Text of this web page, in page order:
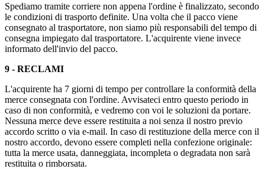
Spediamo tramite corriere non appena l'ordine è finalizzato, secondo
le condizioni di trasporto definite. Una volta che il pacco viene
consegnato al trasportatore, non siamo più responsabili del tempo di
consegna impiegato dal trasportatore. L'acquirente viene invece
informato dell'invio del pacco.
9 - RECLAMI
L'acquirente ha 7 giorni di tempo per controllare la conformità della
merce consegnata con l'ordine. Avvisateci entro questo periodo in
caso di non conformità, e vedremo con voi le soluzioni da portare.
Nessuna merce deve essere restituita a noi senza il nostro previo
accordo scritto o via e-mail. In caso di restituzione della merce con il
nostro accordo, devono essere completi nella confezione originale:
tutta la merce usata, danneggiata, incompleta o degradata non sarà
restituita o rimborsata.